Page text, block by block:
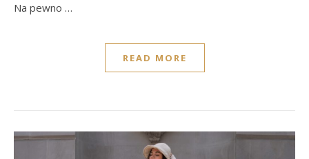
Na pewno …
READ MORE